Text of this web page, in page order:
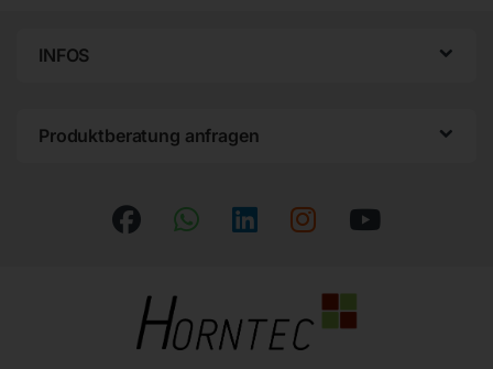
INFOS
Produktberatung anfragen